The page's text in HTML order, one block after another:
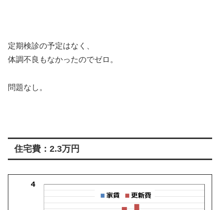
定期検診の予定はなく、
体調不良もなかったのでゼロ。
問題なし。
住宅費：2.3万円